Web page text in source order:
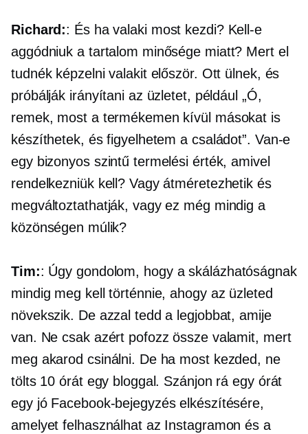
Richard:: És ha valaki most kezdi? Kell-e
aggódniuk a tartalom minősége miatt? Mert el
tudnék képzelni valakit először. Ott ülnek, és
próbálják irányítani az üzletet, például „Ó,
remek, most a termékemen kívül másokat is
készíthetek, és figyelhetem a családot”. Van-e
egy bizonyos szintű termelési érték, amivel
rendelkezniük kell? Vagy átméretezhetik és
megváltoztathatják, vagy ez még mindig a
közönségen múlik?
Tim:: Úgy gondolom, hogy a skálázhatóságnak
mindig meg kell történnie, ahogy az üzleted
növekszik. De azzal tedd a legjobbat, amije
van. Ne csak azért pofozz össze valamit, mert
meg akarod csinálni. De ha most kezded, ne
tölts 10 órát egy bloggal. Szánjon rá egy órát
egy jó Facebook-bejegyzés elkészítésére,
amelyet felhasználhat az Instagramon és a